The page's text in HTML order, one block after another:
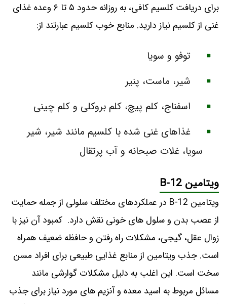
برای دریافت کلسیم کافی، به روزانه حدود ۵ تا ۶ وعده غذای
غنی از کلسیم نیاز دارید. منابع خوب کلسیم عبارتند از:
توفو و سویا
شیر، ماست، پنیر
اسفناج، کلم پیچ، کلم بروکلی و کلم چینی
غذاهای غنی شده با کلسیم مانند شیر، شیر
سویا، غلات صبحانه و آب پرتقال
ویتامین B-12
ویتامین B-12 در عملکردهای مختلف سلولی از جمله حمایت
از عصب بدن و سلول های خونی نقش دارد. کمبود آن نیز با
زوال عقل، گیجی، مشکلات راه رفتن و حافظه ضعیف همراه
است. جذب ویتامین از منابع غذایی طبیعی برای افراد مسن
سخت است. این اغلب به دلیل مشکلات گوارشی مانند
مسائل مربوط به اسید معده و آنزیم های مورد نیاز برای جذب